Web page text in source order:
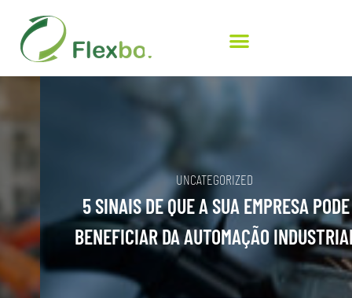
UNCATEGORIZED
5 SINAIS DE QUE A SUA EMPRESA PODE
BENEFICIAR DA AUTOMAÇÃO INDUSTRIAL